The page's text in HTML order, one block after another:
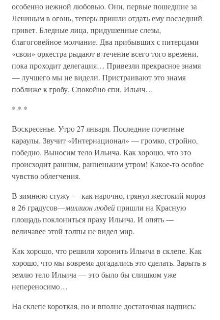
особенно нежной любовью. Они, первые пошедшие за
Лениным в огонь, теперь пришли отдать ему последний
привет. Бледные лица, придушенные слезы,
благоговейное молчание. Два прибывших с питерцами
«свои» оркестра рыдают в течение всего того времени,
пока проходит делегация… Привезли прекрасное знамя
— лучшего мы не видели. Пристраивают это знамя
поближе к гробу. Спокойно спи, Ильич…
* * *
Воскресенье. Утро 27 января. Последние почетные
караулы. Звучит «Интернационал» — громко, стройно,
победно. Выносим тело Ильича. Как хорошо, что это
происходит ранним, ранненьким утром! Какое-то особое
чувство облегчения.
В зимнюю стужу — как нарочно, грянул жестокий мороз
в 26 градусов—миллион людейпришли на Красную
площадь поклониться праху Ильича. И опять —
величавее этой толпы не видел мир.
Как хорошо, что решили хоронить Ильича в склепе. Как
хорошо, что мы вовремя догадались это сделать. Зарыть в
землю тело Ильича — это было бы слишком уже
непереносимо…
На склепе короткая, но и вполне достаточная надпись: